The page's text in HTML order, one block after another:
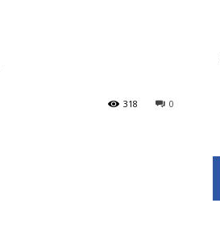
0
318